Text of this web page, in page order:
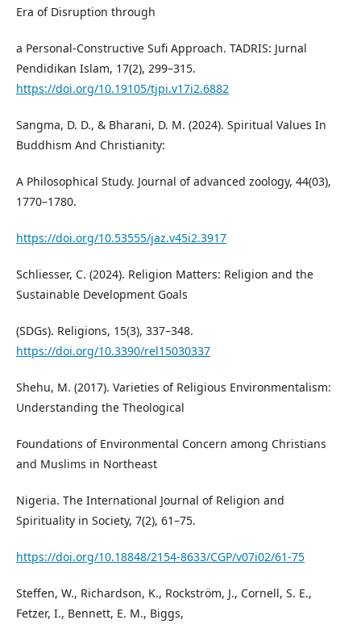
Era of Disruption through
a Personal-Constructive Sufi Approach. TADRIS: Jurnal
Pendidikan Islam, 17(2), 299–315.
https://doi.org/10.19105/tjpi.v17i2.6882
Sangma, D. D., & Bharani, D. M. (2024). Spiritual Values In
Buddhism And Christianity:
A Philosophical Study. Journal of advanced zoology, 44(03),
1770–1780.
https://doi.org/10.53555/jaz.v45i2.3917
Schliesser, C. (2024). Religion Matters: Religion and the
Sustainable Development Goals
(SDGs). Religions, 15(3), 337–348.
https://doi.org/10.3390/rel15030337
Shehu, M. (2017). Varieties of Religious Environmentalism:
Understanding the Theological
Foundations of Environmental Concern among Christians
and Muslims in Northeast
Nigeria. The International Journal of Religion and
Spirituality in Society, 7(2), 61–75.
https://doi.org/10.18848/2154-8633/CGP/v07i02/61-75
Steffen, W., Richardson, K., Rockström, J., Cornell, S. E.,
Fetzer, I., Bennett, E. M., Biggs,